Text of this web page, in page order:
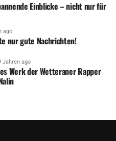
Einblicke – nicht nur für
ago
nur gute Nachrichten!
Jahren ago
Werk der Wetteraner Rapper